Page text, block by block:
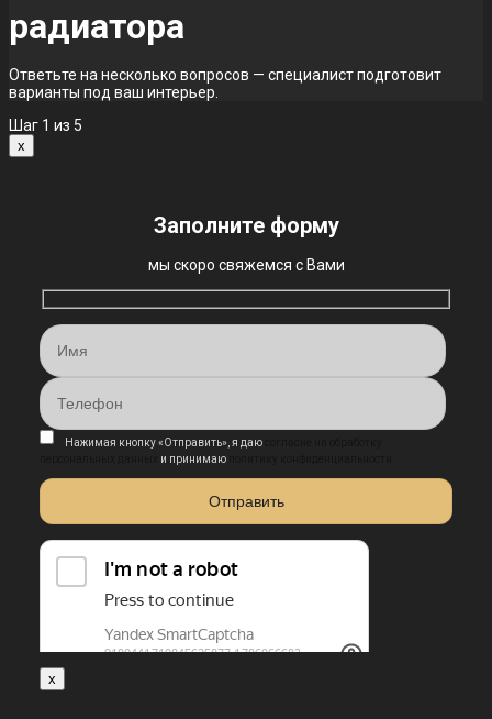
радиатора
Ответьте на несколько вопросов — специалист подготовит
варианты под ваш интерьер.
Шаг 1 из 5
x
Заполните форму
мы скоро свяжемся с Вами
Нажимая кнопку «Отправить», я даю
и принимаю
x